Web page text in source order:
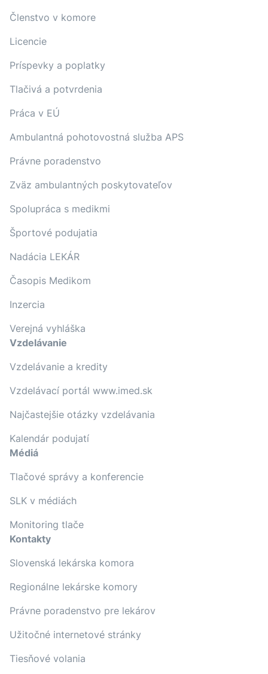
Členstvo v komore
Licencie
Príspevky a poplatky
Tlačivá a potvrdenia
Práca v EÚ
Ambulantná pohotovostná služba APS
Právne poradenstvo
Zväz ambulantných poskytovateľov
Spolupráca s medikmi
Športové podujatia
Nadácia LEKÁR
Časopis Medikom
Inzercia
Verejná vyhláška
Vzdelávanie
Vzdelávanie a kredity
Vzdelávací portál www.imed.sk
Najčastejšie otázky vzdelávania
Kalendár podujatí
Médiá
Tlačové správy a konferencie
SLK v médiách
Monitoring tlače
Kontakty
Slovenská lekárska komora
Regionálne lekárske komory
Právne poradenstvo pre lekárov
Užitočné internetové stránky
Tiesňové volania